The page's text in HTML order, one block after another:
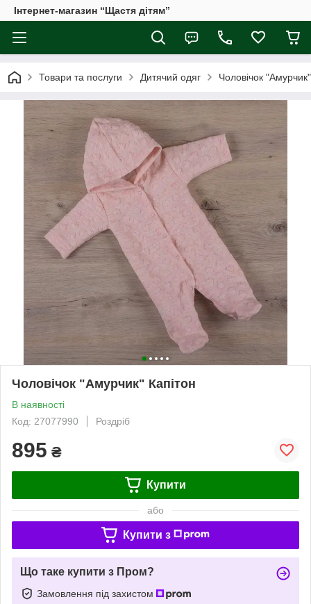
Інтернет-магазин “Щастя дітям”
Товари та послуги Дитячий одяг Чоловічок
Чоловічок "Амурчик" Капітон
В наявності
Код: 27077990
Роздріб
895 ₴
Купити
або
Купити з
Що таке купити з Пром?
Замовлення під захистом